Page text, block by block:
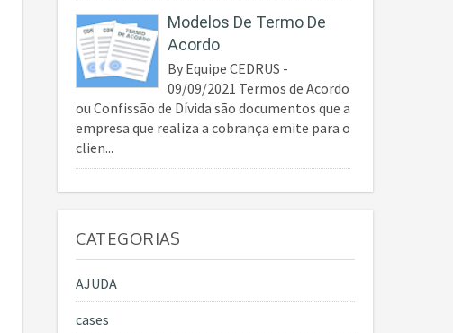
Modelos De Termo De
Acordo
By Equipe CEDRUS -
09/09/2021 Termos de Acordo
ou Confissão de Dívida são documentos que a
empresa que realiza a cobrança emite para o
clien...
CATEGORIAS
AJUDA
cases